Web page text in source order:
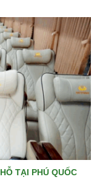
TẠI PHÚ QUỐC